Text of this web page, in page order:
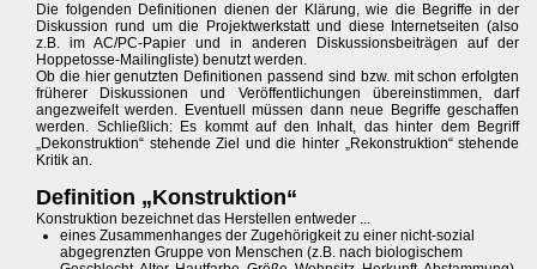
Die folgenden Definitionen dienen der Klärung, wie die Begriffe in der
Diskussion rund um die Projektwerkstatt und diese Internetseiten (also
z.B. im AC/PC-Papier und in anderen Diskussionsbeiträgen auf der
Hoppetosse-Mailingliste) benutzt werden.
Ob die hier genutzten Definitionen passend sind bzw. mit schon erfolgten
früherer Diskussionen und Veröffentlichungen übereinstimmen, darf
angezweifelt werden. Eventuell müssen dann neue Begriffe geschaffen
werden. Schließlich: Es kommt auf den Inhalt, das hinter dem Begriff
„Dekonstruktion“ stehende Ziel und die hinter „Rekonstruktion“ stehende
Kritik an.
Definition „Konstruktion“
Konstruktion bezeichnet das Herstellen entweder ...
eines Zusammenhanges der Zugehörigkeit zu einer nicht-sozial
abgegrenzten Gruppe von Menschen (z.B. nach biologischem